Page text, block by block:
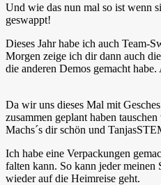
Und wie das nun mal so ist wenn
geswappt!
Dieses Jahr habe ich auch Team-
Morgen zeige ich dir dann auch
die anderen Demos gemacht
Da wir uns dieses Mal mit
zusammen geplant haben
Machs´s dir schön und
Ich habe eine Verpackungen
falten kann. So kann jeder meinen
wieder auf die Heimreise geht.